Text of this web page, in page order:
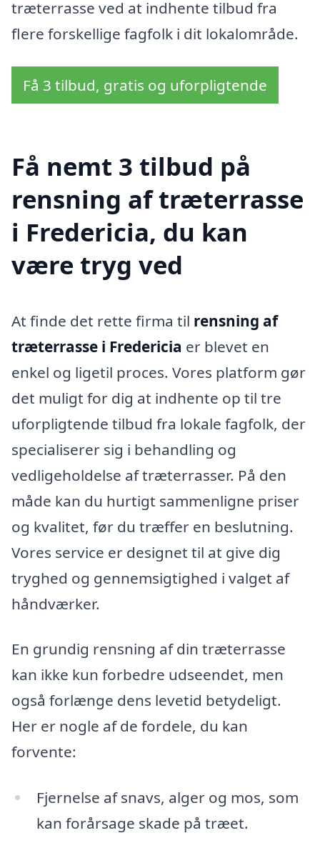
træterrasse ved at indhente tilbud fra
flere forskellige fagfolk i dit lokalområde.
Få 3 tilbud, gratis og uforpligtende
Få nemt 3 tilbud på
rensning af træterrasse
i Fredericia, du kan
være tryg ved
At finde det rette firma til rensning af
træterrasse i Fredericia er blevet en
enkel og ligetil proces. Vores platform gør
det muligt for dig at indhente op til tre
uforpligtende tilbud fra lokale fagfolk, der
specialiserer sig i behandling og
vedligeholdelse af træterrasser. På den
måde kan du hurtigt sammenligne priser
og kvalitet, før du træffer en beslutning.
Vores service er designet til at give dig
tryghed og gennemsigtighed i valget af
håndværker.
En grundig rensning af din træterrasse
kan ikke kun forbedre udseendet, men
også forlænge dens levetid betydeligt.
Her er nogle af de fordele, du kan
forvente:
Fjernelse af snavs, alger og mos, som
kan forårsage skade på træet.